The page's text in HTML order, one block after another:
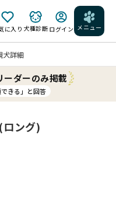
に入り 犬種診断 ログイン メニュー
犬詳細
ーダーのみ掲載
きる」と回答
ング)